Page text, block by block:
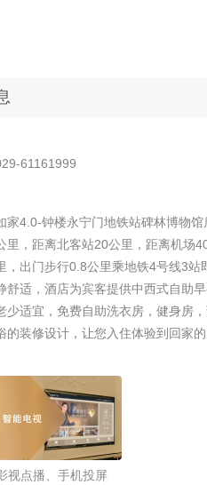
61161999
家4.0-钟楼永宁门地铁站碑林博物
里，距离北客站20公里，距离机场
，出门步行0.8公里乘地铁4号线3
舒适，酒店为宾客提供中西式自助
少适宜，免费自助洗衣房，健身房
的装修设计，让您入住体验到回家
视点播、手机投屏